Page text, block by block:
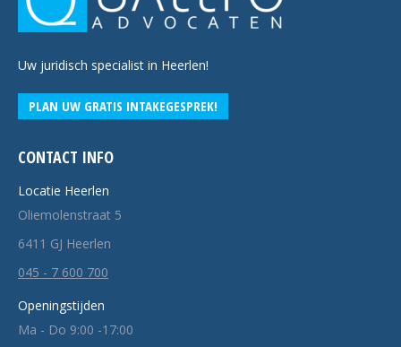
Uw juridisch specialist in Heerlen!
PLAN UW GRATIS INTAKEGESPREK!
CONTACT INFO
Locatie Heerlen
Oliemolenstraat 5
6411 GJ Heerlen
045 - 7 600 700
Openingstijden
Ma - Do 9:00 -17:00